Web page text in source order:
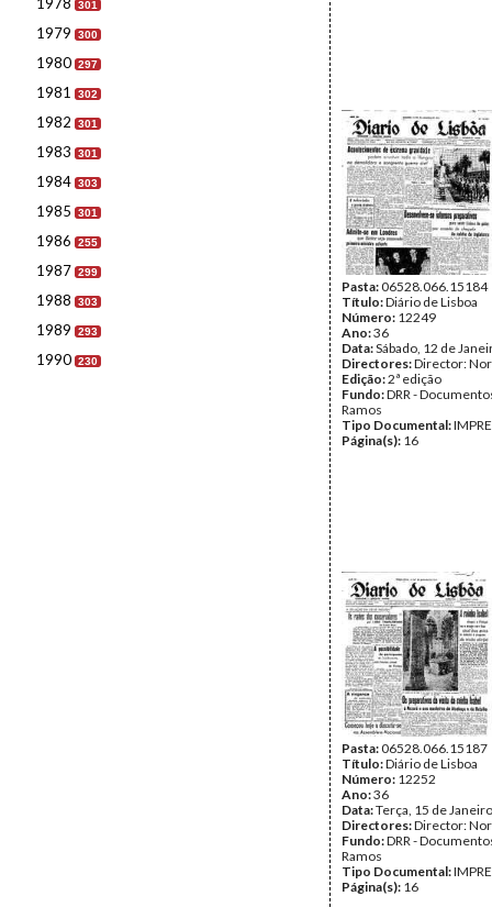
301
1979 300
1980 297
1981 302
1982 301
1983 301
1984 303
1985 301
1986 255
1987 299
1988 303
1989 293
1990 230
Pasta:06528.066.15184
Título:Diário de Lisboa
Número: 12249
Ano:36
Data:Sábado, 12 de
Directores:Director:
Edição:2ª edição
Fundo:DRR -
Ramos
Tipo Documental:
Página(s): 16
Pasta:06528.066.15187
Título:Diário de Lisboa
Número: 12252
Ano:36
Data:Terça, 15 de
Directores:Director:
Fundo:DRR -
Ramos
Tipo Documental:
Página(s): 16